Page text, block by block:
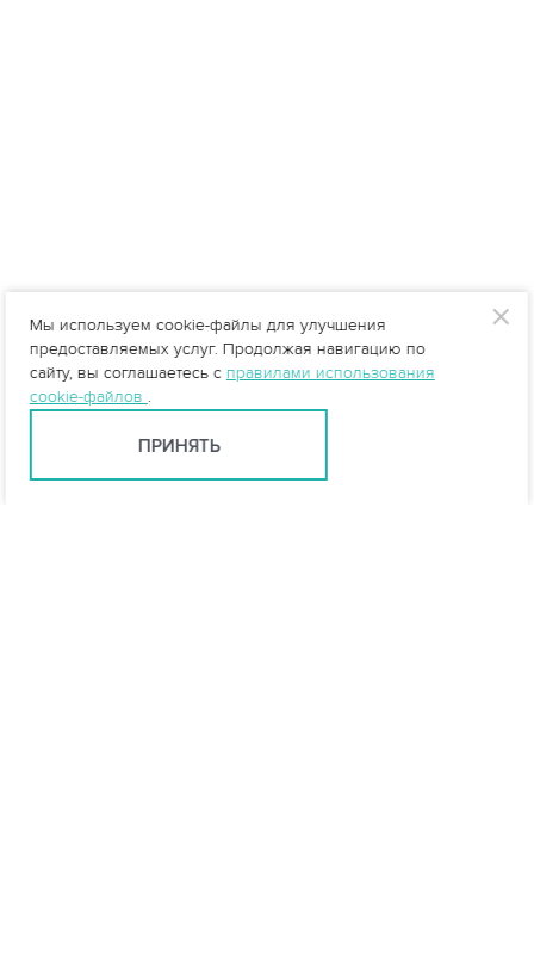
Мы используем cookie-файлы для улучшения
предоставляемых услуг. Продолжая навигацию по
сайту, вы соглашаетесь с правилами использования
cookie-файлов .
ПРИНЯТЬ